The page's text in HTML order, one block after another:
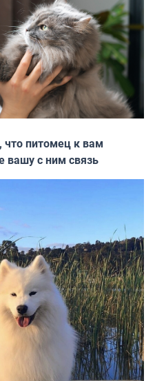
питомец к вам
вашу с ним связь